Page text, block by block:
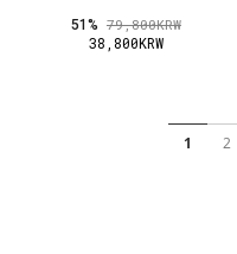
51% 79,800KRW
38,800KRW
1 2